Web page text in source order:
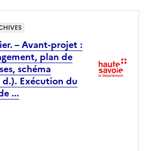
– Avant-projet :
plan de
schéma
d.). Exécution du
...